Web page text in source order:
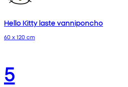
Hello Kitty laste vanniponcho
60 x 120 cm
5